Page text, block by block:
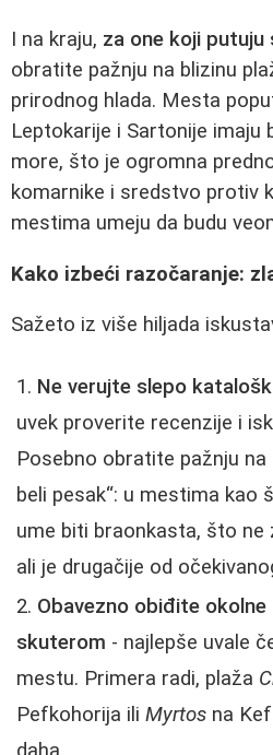
I na kraju, za one koji putuju
obratite pažnju na blizinu
prirodnog hlada. Mesta
Leptokarije i Sartonije imaju
more, što je ogromna
komarnike i sredstvo protiv
mestima umeju da budu
Kako izbeći razočaranje:
Sažeto iz više hiljada
Ne verujte slepo
uvek proverite recenzije i
Posebno obratite pažnju na
beli pesak“: u mestima kao
ume biti braonkasta, što ne
ali je drugačije od
Obavezno obiđite
skuterom - najlepše uvale
mestu. Primera radi, plaža
Pefkohorija ili Myrtos na